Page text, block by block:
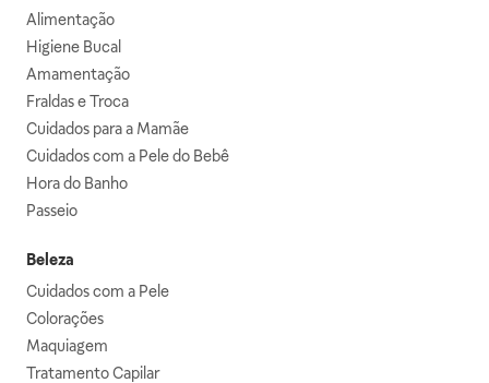
Alimentação
Higiene Bucal
Amamentação
Fraldas e Troca
Cuidados para a Mamãe
Cuidados com a Pele do Bebê
Hora do Banho
Passeio
Beleza
Cuidados com a Pele
Colorações
Maquiagem
Tratamento Capilar